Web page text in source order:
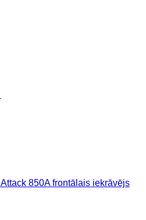
Attack 850A frontālais iekrāvējs